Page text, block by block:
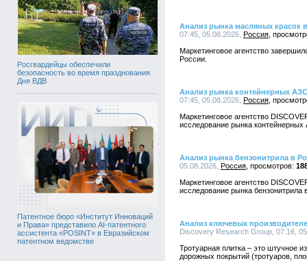
Росгвардейцы обеспечили
безопасность во время празднования
Дня ВДВ
Патентное бюро «Институт Инноваций
и Права» представило AI-патентного
ассистента «POSINT» в Евразийском
патентном ведомстве
Анализ рынка масляных красок
07:45, 05.08.2026, Россия
Маркетинговое агентство
России.
Анализ рынка контейнерных
07:45, 05.08.2026, Россия
Маркетинговое агентство
исследование рынка
Анализ рынка бензонитрила в
05.08.2026, Россия
Маркетинговое агентство
исследование рынка бензонитрила
Анализ ключевых
Discovery Research Group, 07:16,
Тротуарная плитка – это штучное
дорожных покрытий (тротуаров,